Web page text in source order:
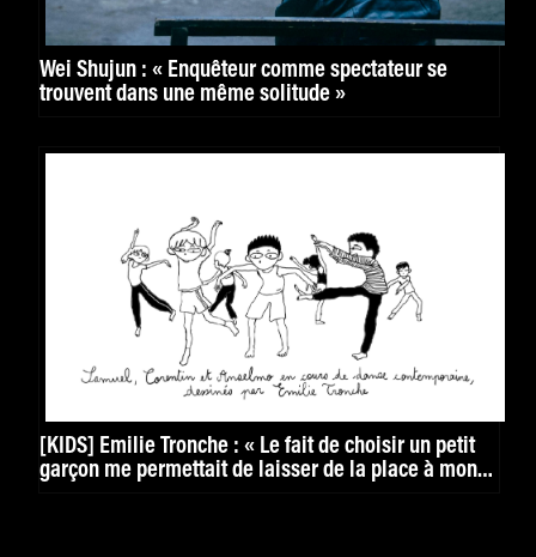
Wei Shujun : « Enquêteur comme spectateur se
trouvent dans une même solitude »
[KIDS] Émilie Tronche : « Le fait de choisir un petit
garçon me permettait de laisser de la place à mon